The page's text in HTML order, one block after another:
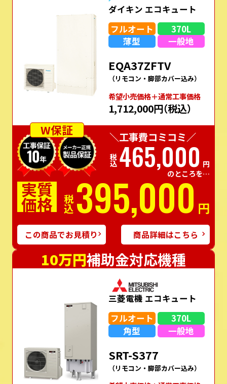
ダイキン エコキュート
フルオート
370L
薄型
一般地
EQA37ZFTV
（リモコン・脚部カバー込み）
希望⼩売価格＋通常⼯事価格
1,712,000円（税込）
W保証
＼工事費コミコミ／
税込465,000 円
のところを…
実質
価格 税込395,000 円
この商品でお見積り 商品詳細はこちら
10万円補助金対応機種
三菱電機 エコキュート
フルオート
370L
角型
一般地
SRT-S377
（リモコン・脚部カバー込み）